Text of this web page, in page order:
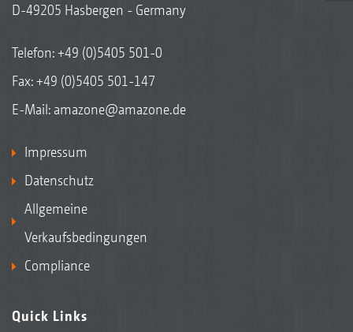
D-49205 Hasbergen - Germany
Telefon:+49 (0)5405 501-0
Fax: +49 (0)5405 501-147
E-Mail: amazone@amazone.de
Impressum
Datenschutz
Allgemeine
Verkaufsbedingungen
Compliance
Quick Links